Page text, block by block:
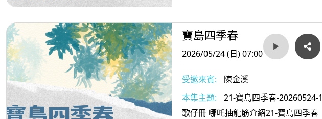
求救 得壽 OK
寶島四季春
2026/05/24 (日) 07:00
受邀來賓:
陳金溪
本集主題:
21-寶島四季春-20260524-1
歌仔冊 哪吒抽龍筋介紹21-寶島四季春